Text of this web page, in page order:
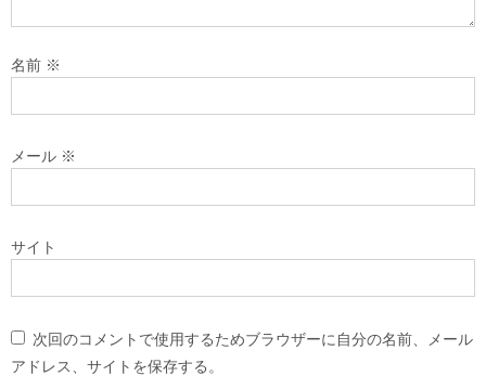
名前 ※
メール ※
サイト
次回のコメントで使用するためブラウザーに自分の名前、メール
アドレス、サイトを保存する。